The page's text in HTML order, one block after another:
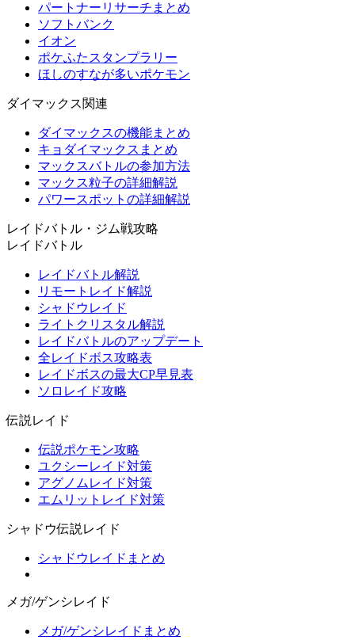
パートナーリサーチまとめ
ソフトバンク
イオン
ポケふたスタンプラリー
ほしのすなが多いポケモン
ダイマックス関連
ダイマックスの機能まとめ
キョダイマックスまとめ
マックスバトルの参加方法
マックス粒子の詳細解説
パワースポットの詳細解説
レイドバトル・ジム戦攻略
レイドバトル
レイドバトル解説
リモートレイド解説
シャドウレイド
ライトクリスタル解説
レイドバトルのアップデート
全レイドボス攻略表
レイドボスの最大CP早見表
ソロレイド攻略
伝説レイド
伝説ポケモン攻略
ユクシーレイド対策
アグノムレイド対策
エムリットレイド対策
シャドウ伝説レイド
シャドウレイドまとめ
メガ/ゲンシレイド
メガ/ゲンシレイドまとめ